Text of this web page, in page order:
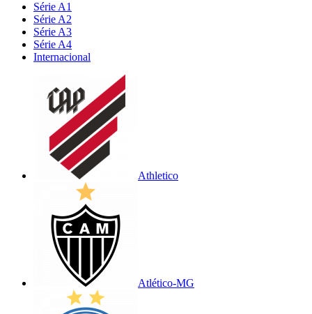
Série A1
Série A2
Série A3
Série A4
Internacional
Athletico
Atlético-MG